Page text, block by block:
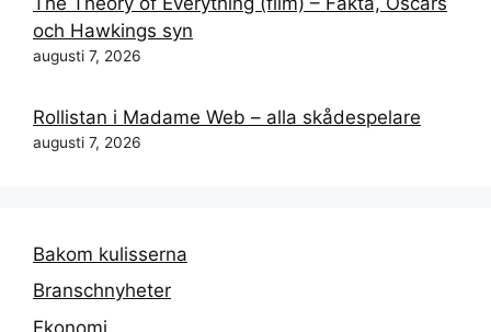
och Hawkings syn
augusti 7, 2026
Rollistan i Madame Web – alla skådespelare
augusti 7, 2026
Bakom kulisserna
Branschnyheter
Ekonomi